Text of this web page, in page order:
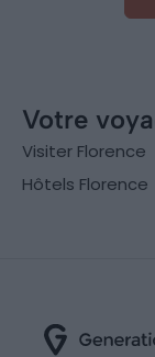
Votre
Visiter Florence
Hôtels Florence